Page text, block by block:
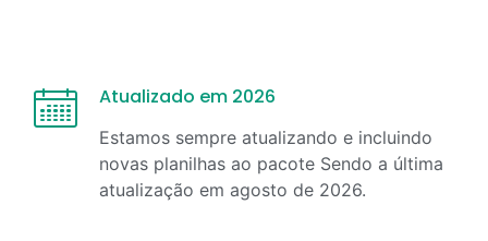
Atualizado em 2026
Estamos sempre atualizando e incluindo
novas planilhas ao pacote Sendo a última
atualização em agosto de 2026.